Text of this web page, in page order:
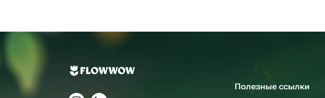
Полезные ссылки